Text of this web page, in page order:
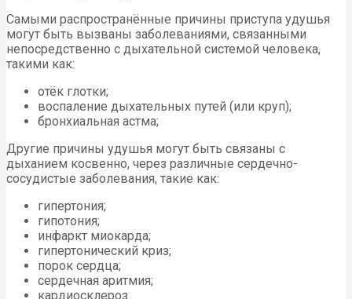
Самыми распространённые причины приступа удушья
могут быть вызваны заболеваниями, связанными
непосредственно с дыхательной системой человека,
такими как:
отёк глотки;
воспаление дыхательных путей (или круп);
бронхиальная астма;
Другие причины удушья могут быть связаны с
дыханием косвенно, через различные сердечно-
сосудистые заболевания, такие как:
гипертония;
гипотония;
инфаркт миокарда;
гипертонический криз;
порок сердца;
сердечная аритмия;
кардиосклероз.